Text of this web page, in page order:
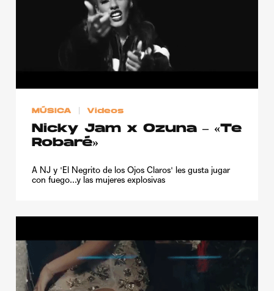
MÚSICA Videos
Nicky Jam x Ozuna – «Te
Robaré»
A NJ y 'El Negrito de los Ojos Claros' les gusta jugar
con fuego...y las mujeres explosivas